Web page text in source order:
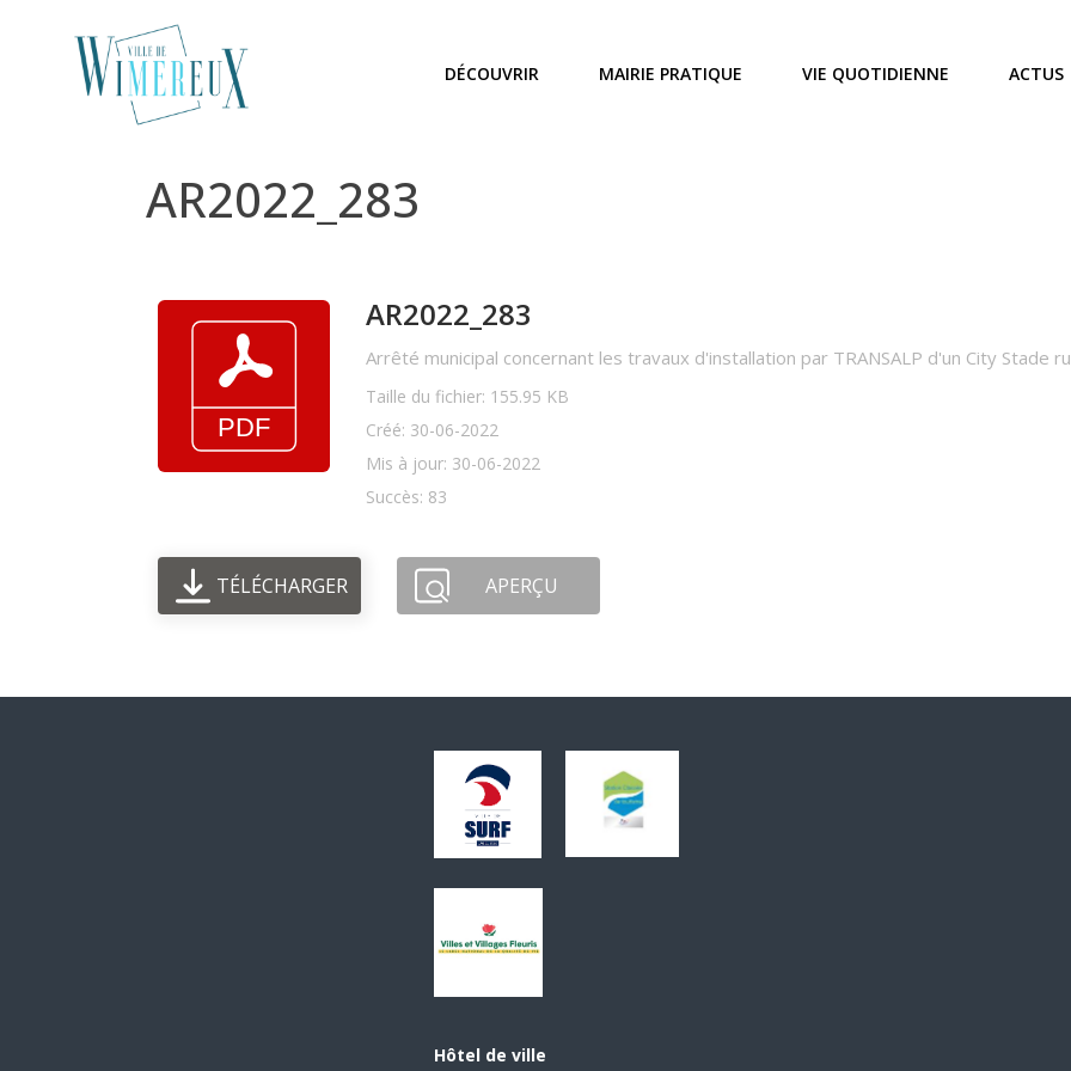
DÉCOUVRIR MAIRIE PRATIQUE VIE QUOTIDIENNE ACTUS
AR2022_283
AR2022_283
Arrêté municipal concernant les travaux d'installation par TRANSALP d'un City Stade
Taille du fichier: 155.95 KB
Créé: 30-06-2022
Mis à jour: 30-06-2022
Succès: 83
TÉLÉCHARGER APERÇU
Hôtel de ville